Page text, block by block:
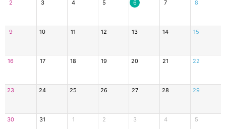
2 3 4 5 6 7 8
9 10 11 12 13 14 15
16 17 18 19 20 21 22
23 24 25 26 27 28 29
30 31 1 2 3 4 5